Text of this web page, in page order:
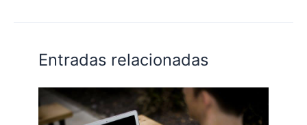
Entradas relacionadas